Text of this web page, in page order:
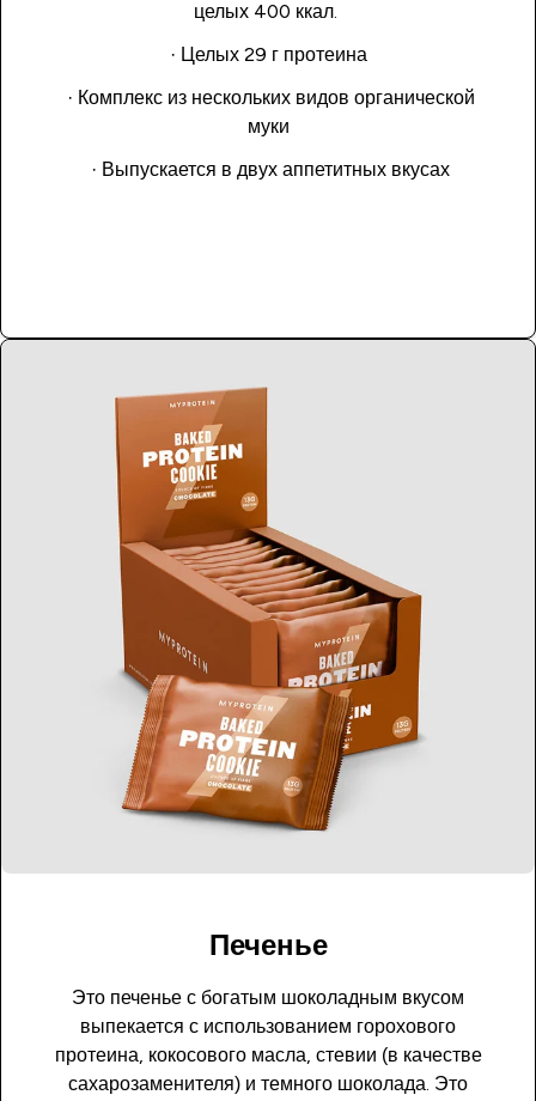
целых 400 ккал.
· Целых 29 г протеина
· Комплекс из нескольких видов органической
муки
· Выпускается в двух аппетитных вкусах
Печенье
Это печенье с богатым шоколадным вкусом
выпекается с использованием горохового
протеина, кокосового масла, стевии (в качестве
сахарозаменителя) и темного шоколада. Это